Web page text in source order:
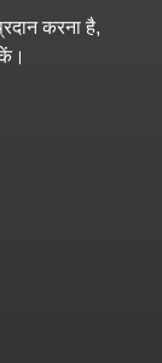
करना है,